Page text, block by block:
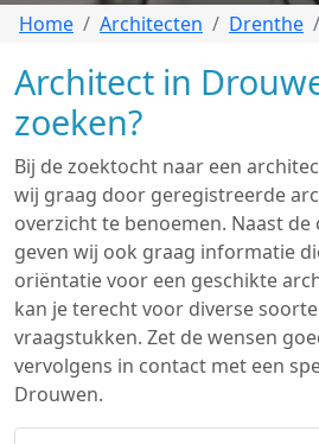
Home Architecten Drenthe
Architect in
zoeken?
Bij de zoektocht naar een
wij graag door geregistreerde
overzicht te benoemen. Naast de
geven wij ook graag informatie
oriëntatie voor een geschikte
kan je terecht voor diverse
vraagstukken. Zet de wensen
vervolgens in contact met een
Drouwen.